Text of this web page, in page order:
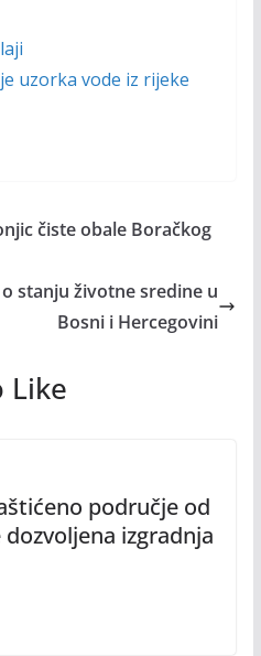
uzorka vode iz rijeke
čiste obale Boračkog
stanju životne sredine u
Bosni i Hercegovini
Like
područje od
izgradnja